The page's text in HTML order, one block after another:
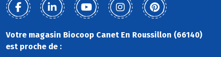
Votre magasin Biocoop Canet En Roussillon (66140)
est proche de :